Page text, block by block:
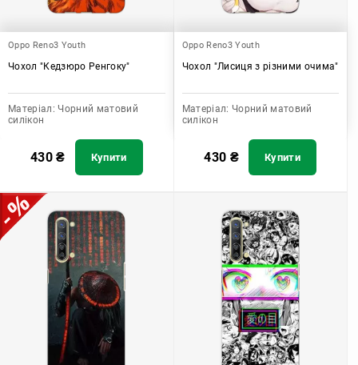
Oppo Reno3 Youth
Чохол "Кедзюро Ренгоку"
Матеріал: Чорний матовий
силікон
430₴ Купити
Oppo Reno3 Youth
Чохол "Лисиця з різними очима"
Матеріал: Чорний матовий
силікон
430 ₴ Купити